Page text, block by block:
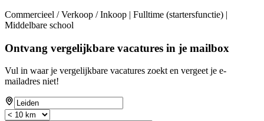
Commercieel / Verkoop / Inkoop | Fulltime (startersfunctie) |
Middelbare school
Ontvang vergelijkbare vacatures in je mailbox
Vul in waar je vergelijkbare vacatures zoekt en vergeet je e-
mailadres niet!